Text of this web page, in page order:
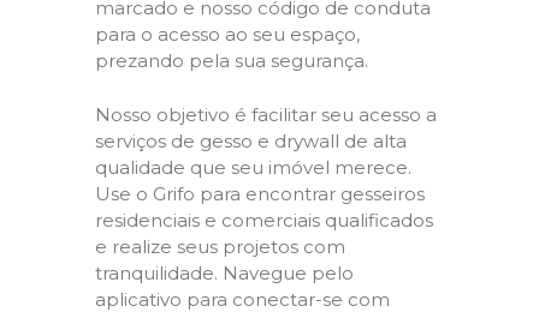
marcado e nosso código de conduta
para o acesso ao seu espaço,
prezando pela sua segurança.
Nosso objetivo é facilitar seu acesso a
serviços de gesso e drywall de alta
qualidade que seu imóvel merece.
Use o Grifo para encontrar gesseiros
residenciais e comerciais qualificados
e realize seus projetos com
tranquilidade. Navegue pelo
aplicativo para conectar-se com